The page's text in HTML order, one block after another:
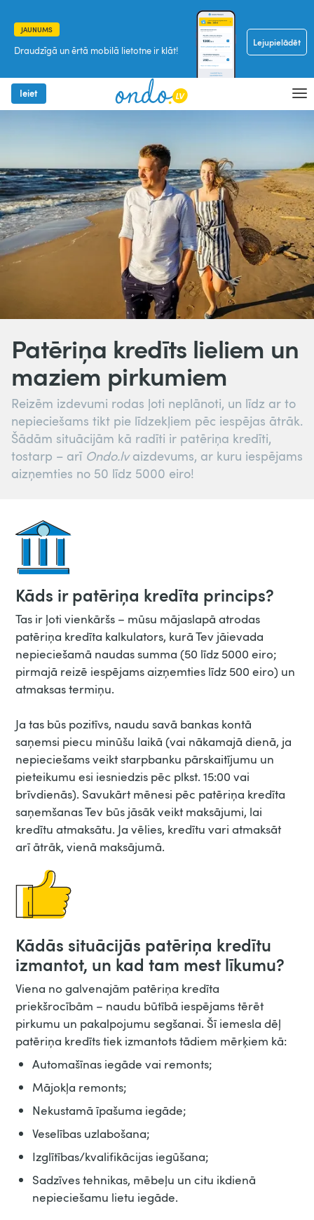
JAUNUMS
Draudzīgā un ērtā mobilā lietotne ir klāt!
Lejupielādēt
Ieiet
Patēriņa kredīts lieliem un
maziem pirkumiem
Reizēm izdevumi rodas ļoti neplānoti, un līdz ar to
nepieciešams tikt pie līdzekļiem pēc iespējas ātrāk.
Šādām situācijām kā radīti ir patēriņa kredīti,
tostarp – arī Ondo.lvaizdevums, ar kuru iespējams
aizņemties no 50 līdz 5000 eiro!
Kāds ir patēriņa kredīta princips?
Tas ir ļoti vienkāršs – mūsu mājaslapā atrodas
patēriņa kredīta kalkulators, kurā Tev jāievada
nepieciešamā naudas summa (50 līdz 5000 eiro;
pirmajā reizē iespējams aizņemties līdz 500 eiro) un
atmaksas termiņu.
Ja tas būs pozitīvs, naudu savā bankas kontā
saņemsi piecu minūšu laikā (vai nākamajā dienā, ja
nepieciešams veikt starpbanku pārskaitījumu un
pieteikumu esi iesniedzis pēc plkst. 15:00 vai
brīvdienās). Savukārt mēnesi pēc patēriņa kredīta
saņemšanas Tev būs jāsāk veikt maksājumi, lai
kredītu atmaksātu. Ja vēlies, kredītu vari atmaksāt
arī ātrāk, vienā maksājumā.
Kādās situācijās patēriņa kredītu
izmantot, un kad tam mest līkumu?
Viena no galvenajām patēriņa kredīta
priekšrocībām – naudu būtībā iespējams tērēt
pirkumu un pakalpojumu segšanai. Šī iemesla dēļ
patēriņa kredīts tiek izmantots tādiem mērķiem kā:
Automašīnas iegāde vai remonts;
Mājokļa remonts;
Nekustamā īpašuma iegāde;
Veselības uzlabošana;
Izglītības/kvalifikācijas iegūšana;
Sadzīves tehnikas, mēbeļu un citu ikdienā
nepieciešamu lietu iegāde.